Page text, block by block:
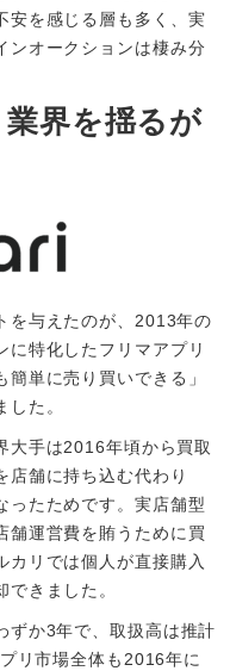
安を感じる層も多く、実
ンオークションは棲み分
界を揺るが
を与えたのが、2013年の
に特化したフリマアプリ
単に売り買いできる」
た。
大手は2016年頃から買取
店舗に持ち込む代わり
ったためです。実店舗型
舗運営費を賄うために買
カリでは個人が直接購入
きました。
ずか3年で、取扱高は推計
リ市場全体も2016年に